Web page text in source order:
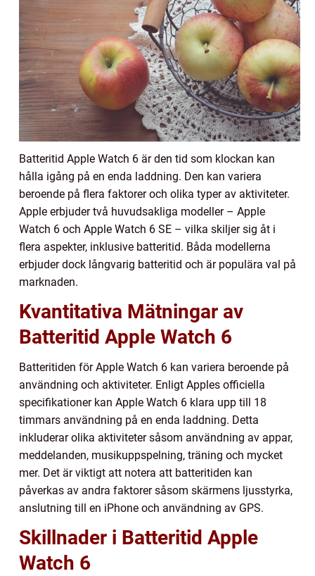
Batteritid Apple Watch 6 är den tid som klockan kan
hålla igång på en enda laddning. Den kan variera
beroende på flera faktorer och olika typer av aktiviteter.
Apple erbjuder två huvudsakliga modeller – Apple
Watch 6 och Apple Watch 6 SE – vilka skiljer sig åt i
flera aspekter, inklusive batteritid. Båda modellerna
erbjuder dock långvarig batteritid och är populära val på
marknaden.
Kvantitativa Mätningar av
Batteritid Apple Watch 6
Batteritiden för Apple Watch 6 kan variera beroende på
användning och aktiviteter. Enligt Apples officiella
specifikationer kan Apple Watch 6 klara upp till 18
timmars användning på en enda laddning. Detta
inkluderar olika aktiviteter såsom användning av appar,
meddelanden, musikuppspelning, träning och mycket
mer. Det är viktigt att notera att batteritiden kan
påverkas av andra faktorer såsom skärmens ljusstyrka,
anslutning till en iPhone och användning av GPS.
Skillnader i Batteritid Apple
Watch 6